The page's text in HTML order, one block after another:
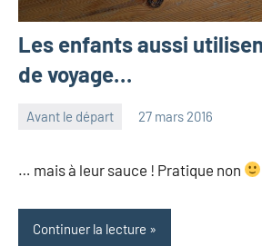
Les enfants aussi
de voyage…
Avant le départ 27 mars 2016
… mais à leur sauce ! Pratique non
Continuer la lecture